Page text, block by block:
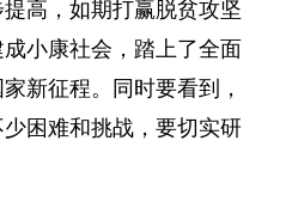
高，如期打赢脱贫攻坚
小康社会，踏上了全面
新征程。同时要看到，
困难和挑战，要切实研